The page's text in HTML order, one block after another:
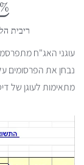
ריבית
עוגני האג"ח
נבחן את הפרסומים
מתאימות לעוגן של